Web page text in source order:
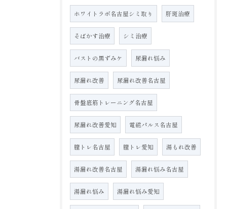
ホワイトラボ名古屋シミ取り 肝斑治療
そばかす治療 シミ治療
バストの黒ずみケ 尿漏れ悩み
尿漏れ改善 尿漏れ改善名古屋
骨盤底筋トレーニング名古屋
尿漏れ改善愛知 電磁パルス名古屋
膣トレ名古屋 膣トレ愛知 湯もれ改善
湯漏れ改善名古屋 湯漏れ悩み名古屋
湯漏れ悩み 湯漏れ悩み愛知